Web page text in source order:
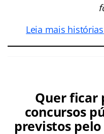
Leia mais
Quer ficar
concursos
previstos